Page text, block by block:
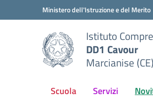
Vai ai contenuti
Vai al menu di navigazioneMinistero dell'Istruzione e del Merito
Istituto
DD1 Cavour
Marcianise (CE)
Scuola Servizi